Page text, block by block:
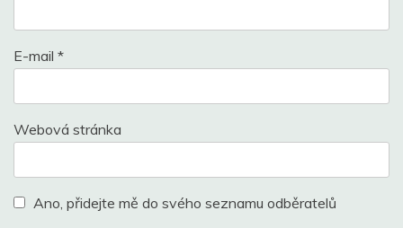
E-mail *
Webová stránka
Ano, přidejte mě do svého seznamu odběratelů